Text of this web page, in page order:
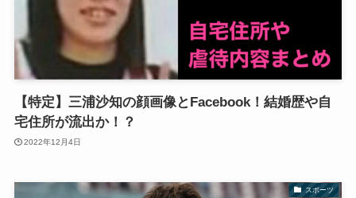
【特定】三浦沙知の顔画像とFacebook！結婚歴や自
宅住所が流出か！？
2022年12月4日
スポーツ